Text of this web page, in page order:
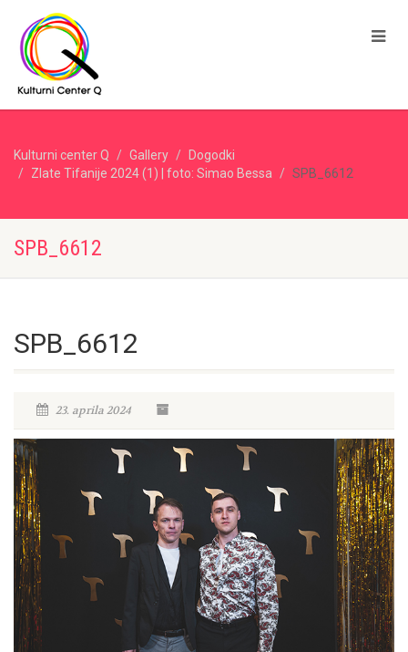
Kulturni center Q Gallery
Dogodki
Zlate Tifanije 2024 (1) | foto: Simao Bessa
SPB_6612
SPB_6612
SPB_6612
23. aprila 2024